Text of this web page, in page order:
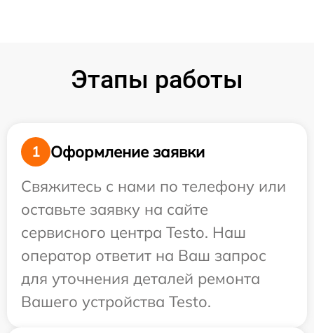
Этапы работы
1
Оформление заявки
Свяжитесь с нами по телефону или
оставьте заявку на сайте
сервисного центра Testo. Наш
оператор ответит на Ваш запрос
для уточнения деталей ремонта
Вашего устройства Testo.